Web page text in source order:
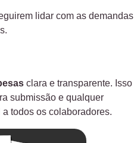
lidar com as demandas
clara e transparente. Isso
submissão e qualquer
todos os colaboradores.